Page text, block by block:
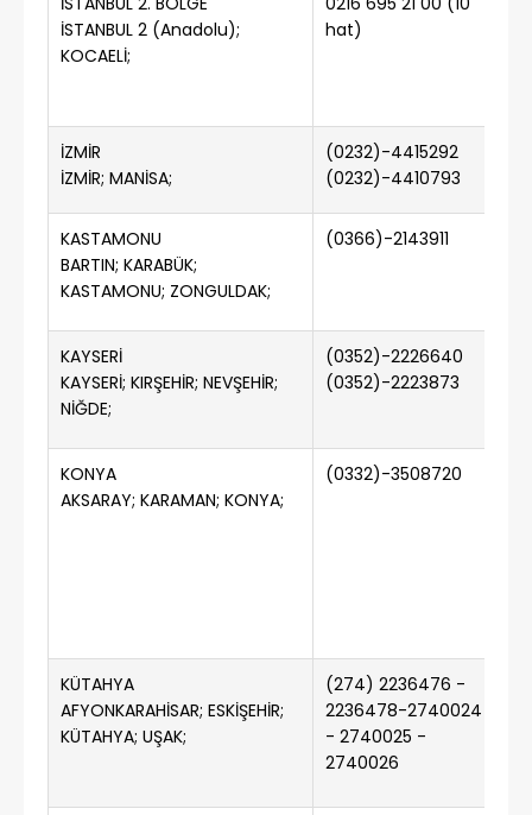
İSTANBUL 2 (Anadolu);
KOCAELİ;
hat)
İZMİR
İZMİR; MANİSA;
(0232)-4415292
(0232)-4410793
KASTAMONU
BARTIN; KARABÜK;
KASTAMONU; ZONGULDAK;
(0366)-2143911
KAYSERİ
KAYSERİ; KIRŞEHİR; NEVŞEHİR;
NİĞDE;
(0352)-2226640
(0352)-2223873
KONYA
AKSARAY; KARAMAN; KONYA;
(0332)-3508720
KÜTAHYA
AFYONKARAHİSAR; ESKİŞEHİR;
KÜTAHYA; UŞAK;
(274) 2236476 -
2236478-2740024
- 2740025 -
2740026